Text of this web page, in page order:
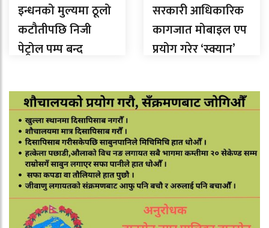
इन्धनको मुल्यमा ठूलो
कटौतीपछि निजी
पेट्रोल पम्प बन्द
सरकारी आधिकारिक
कागजात मोबाइल एप
प्रयोग गरेर ‘स्क्यान’
सरकारलाई निर्देशन